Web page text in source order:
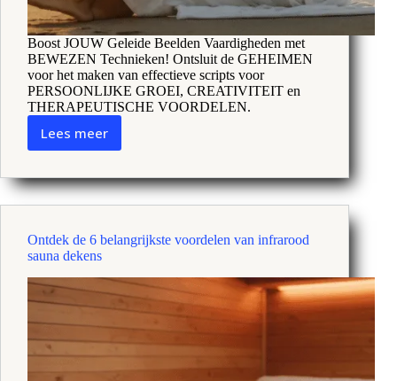
Boost JOUW Geleide Beelden Vaardigheden met
BEWEZEN Technieken! Ontsluit de GEHEIMEN
voor het maken van effectieve scripts voor
PERSOONLIJKE GROEI, CREATIVITEIT en
THERAPEUTISCHE VOORDELEN.
Lees meerVoorbeelden
geleide
beelden:
Innerlijke
aanwakkeren
Ontdek de 6 belangrijkste voordelen van infrarood
sauna dekens